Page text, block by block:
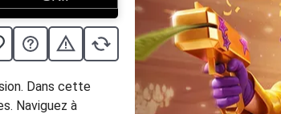
Dans cette
Naviguez à